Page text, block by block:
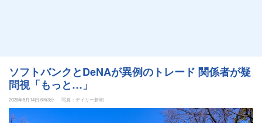
ソフトバンクとDeNAが異例のトレード 関係者が疑
問視「もっと…」
2026年5月14日 6時3分 写真：デイリー新潮